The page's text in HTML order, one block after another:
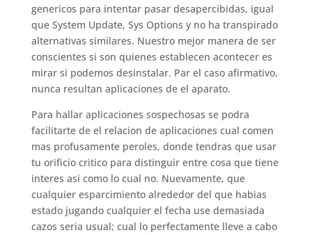
genericos para intentar pasar desapercibidas, igual
que System Update, Sys Options y no ha transpirado
alternativas similares. Nuestro mejor manera de ser
conscientes si son quienes establecen acontecer es
mirar si podemos desinstalar. Par el caso afirmativo,
nunca resultan aplicaciones de el aparato.
Para hallar aplicaciones sospechosas se podra
facilitarte de el relacion de aplicaciones cual comen
mas profusamente peroles, donde tendras que usar
tu orificio critico para distinguir entre cosa que tiene
interes asi­ como lo cual no. Nuevamente, que
cualquier esparcimiento alrededor del que habias
estado jugando cualquier el fecha use demasiada
cazos seri­a usual; cual lo perfectamente lleve a cabo